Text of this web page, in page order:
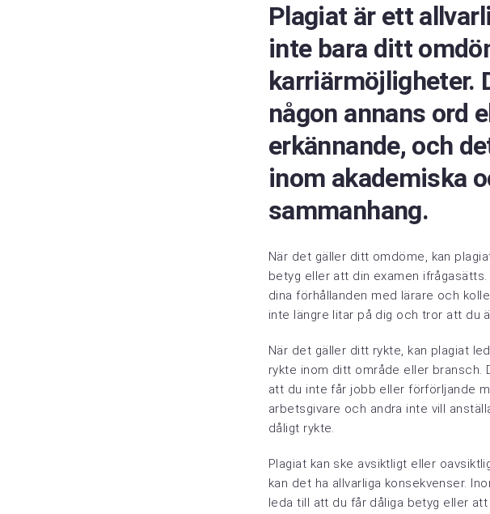
Plagiat är ett
inte bara ditt
karriärmöjligheter.
någon annans ord
erkännande, och
inom akademiska
sammanhang.
När det gäller ditt omdöme, kan
betyg eller att din examen
dina förhållanden med lärare och
inte längre litar på dig och tror att du
När det gäller ditt rykte, kan plagiat
rykte inom ditt område eller bransch.
att du inte får jobb eller förförljande
arbetsgivare och andra inte vill
dåligt rykte.
Plagiat kan ske avsiktligt eller
kan det ha allvarliga konsekvenser.
leda till att du får dåliga betyg eller